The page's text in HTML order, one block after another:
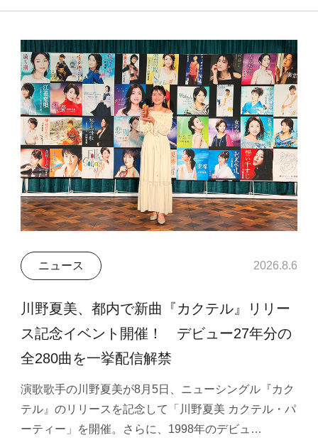
ニュース 2026.8.6
川野夏美、都内で新曲『カクテル』リリー
ス記念イベント開催！ デビュー27年分の
全280曲を一挙配信解禁
演歌歌手の川野夏美が8月5日、ニューシングル『カク
テル』のリリースを記念して「川野夏美 カクテル・パ
ーティー」を開催。さらに、1998年のデビュ…